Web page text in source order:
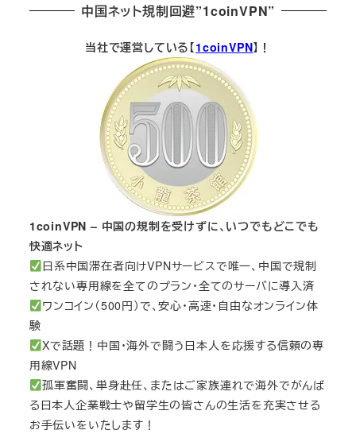
中国ネット規制回避”1coinVPN”
当社で運営している【1coinVPN】！
1coinVPN – 中国の規制を受けずに、いつでもどこでも
快適ネット
日系中国滞在者向けVPNサービスで唯一、中国で規制
されない専用線を全てのプラン・全てのサーバに導入済
ワンコイン（500円）で、安心・高速・自由なオンライン体
験
Xで話題！中国・海外で闘う日本人を応援する信頼の専
用線VPN
孤軍奮闘、単身赴任、またはご家族連れで海外でがんば
る日本人企業戦士や留学生の皆さんの生活を充実させる
お手伝いをいたします！